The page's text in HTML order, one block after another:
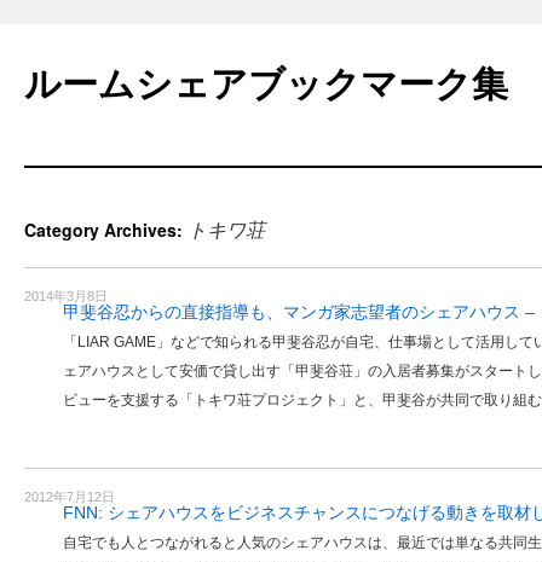
content
ルームシェアブックマーク集
Category Archives: トキワ荘
2014年3月8日
甲斐谷忍からの直接指導も、マンガ家志望者のシェアハウス –
「LIAR GAME」などで知られる甲斐谷忍が自宅、仕事場として活用し
ェアハウスとして安価で貸し出す「甲斐谷荘」の入居者募集がスタート
ビューを支援する「トキワ荘プロジェクト」と、甲斐谷が共同で取り組
2012年7月12日
FNN: シェアハウスをビジネスチャンスにつなげる動きを取材
自宅でも人とつながれると人気のシェアハウスは、最近では単なる共同